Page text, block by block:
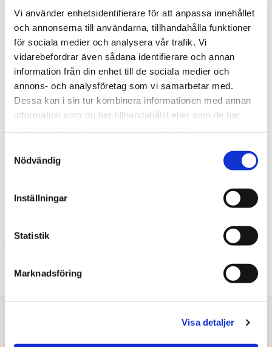
Vi använder enhetsidentifierare för att anpassa innehållet
och annonserna till användarna, tillhandahålla funktioner
för sociala medier och analysera vår trafik. Vi
vidarebefordrar även sådana identifierare och annan
information från din enhet till de sociala medier och
annons- och analysföretag som vi samarbetar med.
Dessa kan i sin tur kombinera informationen med annan
information som du har tillhandahållit eller som de har
Nödvändig
Inställningar
Statistik
Marknadsföring
Visa detaljer
Alle bløde kammerater fra TY er CE-mærket. Dette betyder, at
de er testet og godkendt i henhold til EU-kravene til blødt
legetøj (EN71), hvilket blandt andet betyder, at de er
børnesikrede, brandsikre og brandsikre og fri for giftige
kemikalier. Alle detaljer om dyret, f.eks. øjne eller næse, testet
for tiltrækningskraft.
TY Bamser
Fugle tøjdyr